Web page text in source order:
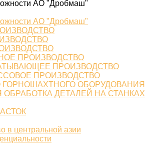
АО "Дробмаш"
АО "Дробмаш"
ПРОИЗВОДСТВО
ПРОИЗВОДСТВО
ПРОИЗВОДСТВО
ГОРНОШАХТНОГО ОБОРУДОВАНИЯ
ДЕТАЛЕЙ НА СТАНКАХ
в центральной азии